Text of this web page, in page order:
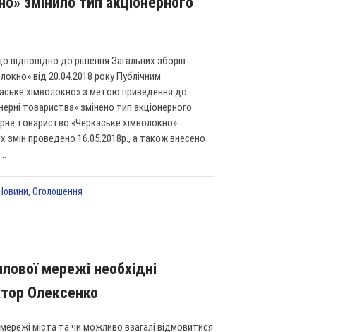
відповідно до рішення Загальних зборів
від 20.04.2018 року Публічним
хімволокно» з метою приведення до
товариства» змінено тип акціонерного
товариство «Черкаське хімволокно».
змін проведено 16.05.2018р., а також внесено
Новини,Оголошення
мережі необхідні
Олексенко
міста та чи можливо взагалі відмовитися